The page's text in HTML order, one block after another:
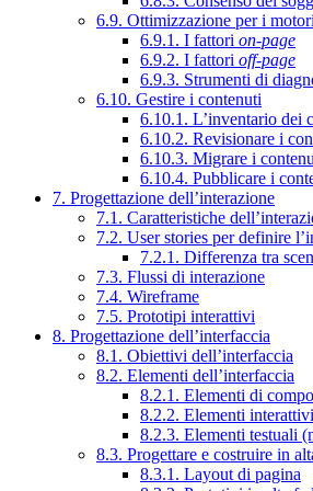
6.9. Ottimizzazione per i
6.9.1. I fattori on-page
6.9.2. I fattori off-page
6.9.3. Strumenti di
6.10. Gestire i contenuti
6.10.1. L’inventario dei
6.10.2. Revisionare i
6.10.3. Migrare i
6.10.4. Pubblicare i
7. Progettazione dell’interazione
7.1. Caratteristiche
7.2. User stories per definire
7.2.1. Differenza tra
7.3. Flussi di interazione
7.4. Wireframe
7.5. Prototipi interattivi
8. Progettazione dell’interfaccia
8.1. Obiettivi dell’interfaccia
8.2. Elementi dell’interfaccia
8.2.1. Elementi di
8.2.2. Elementi interattivi
8.2.3. Elementi testuali
8.3. Progettare e costruire in
8.3.1. Layout di pagina